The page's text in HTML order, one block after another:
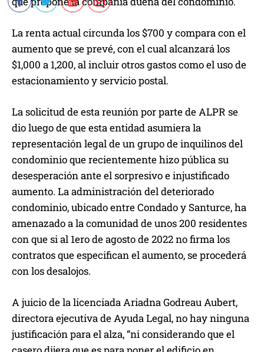
La renta actual circunda los $700 y compara con el
aumento que se prevé, con el cual alcanzará los
$1,000 a 1,200, al incluir otros gastos como el uso de
estacionamiento y servicio postal.
La solicitud de esta reunión por parte de ALPR se
dio luego de que esta entidad asumiera la
representación legal de un grupo de inquilinos del
condominio que recientemente hizo pública su
desesperación ante el sorpresivo e injustificado
aumento. La administración del deteriorado
condominio, ubicado entre Condado y Santurce, ha
amenazado a la comunidad de unos 200 residentes
con que si al 1ero de agosto de 2022 no firma los
contratos que especifican el aumento, se procederá
con los desalojos.
A juicio de la licenciada Ariadna Godreau Aubert,
directora ejecutiva de Ayuda Legal, no hay ninguna
justificación para el alza, “ni considerando que el